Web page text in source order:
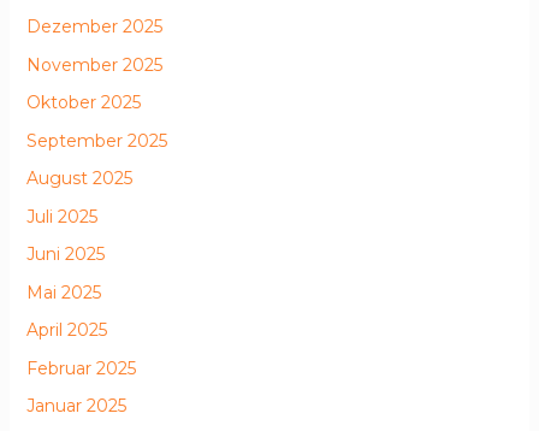
Dezember 2025
November 2025
Oktober 2025
September 2025
August 2025
Juli 2025
Juni 2025
Mai 2025
April 2025
Februar 2025
Januar 2025